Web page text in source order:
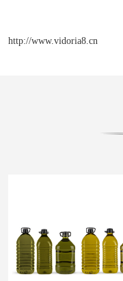
http://www.vidoria8.cn